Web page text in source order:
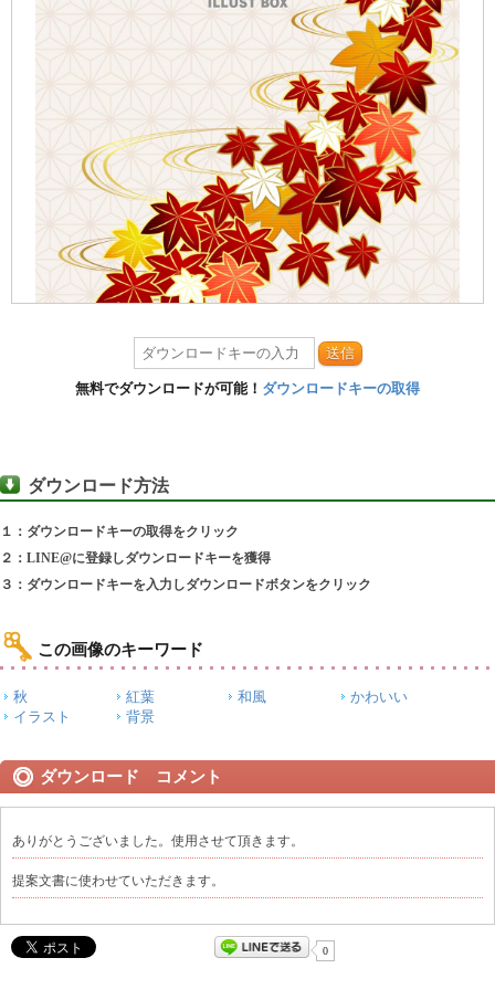
送信
無料でダウンロードが可能！ ダウンロードキーの取得
ダウンロード方法
１：ダウンロードキーの取得をクリック
２：LINE@に登録しダウンロードキーを獲得
３：ダウンロードキーを入力しダウンロードボタンをクリック
この画像のキーワード
秋 紅葉 和風
かわいい
イラスト
背景
ダウンロード コメント
ありがとうございました。使用させて頂きます。
提案文書に使わせていただきます。
0